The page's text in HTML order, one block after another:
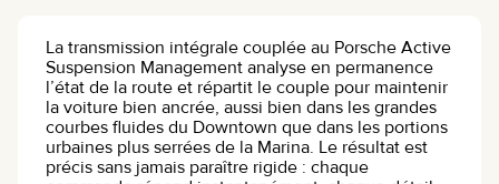
La transmission intégrale couplée au Porsche Active
Suspension Management analyse en permanence
l’état de la route et répartit le couple pour maintenir
la voiture bien ancrée, aussi bien dans les grandes
courbes fluides du Downtown que dans les portions
urbaines plus serrées de la Marina. Le résultat est
précis sans jamais paraître rigide : chaque